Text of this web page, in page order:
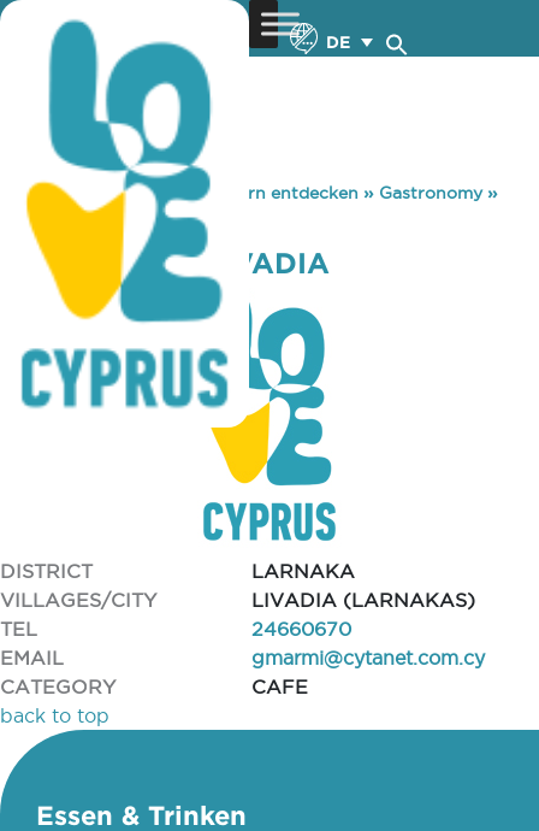
DE
You are here: Home »Zypern entdecken » Gastronomy»
CAFE ROUTE LIVADIA
CAFE ROUTE LIVADIA
DISTRICT
LARNAKA
VILLAGES/CITY
LIVADIA (LARNAKAS)
TEL
24660670
EMAIL
gmarmi@cytanet.com.cy
CATEGORY
CAFE
back to top
Essen & Trinken